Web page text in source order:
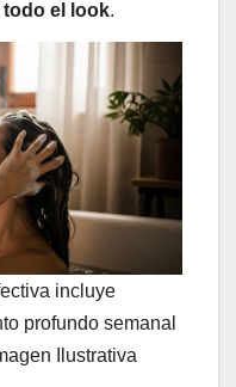
el look.
incluye
profundo semanal
Ilustrativa